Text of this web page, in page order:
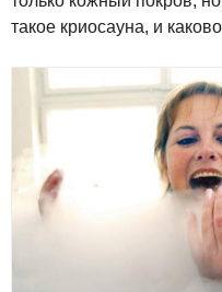
такое криосауна, и